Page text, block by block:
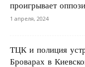
проигрывает
1 апреля, 2024
ТЦК и полиция
Броварах в